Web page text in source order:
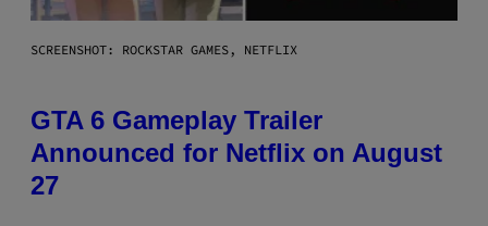
SCREENSHOT: ROCKSTAR GAMES, NETFLIX
GTA 6 Gameplay Trailer
Announced for Netflix on August
27